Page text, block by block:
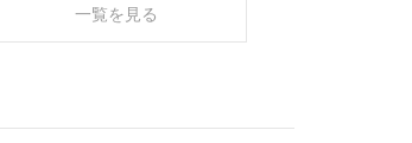
一覧を見る